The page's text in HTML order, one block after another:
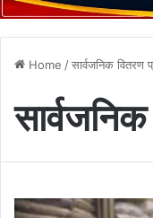
Home /सार्वजनिक वितरण